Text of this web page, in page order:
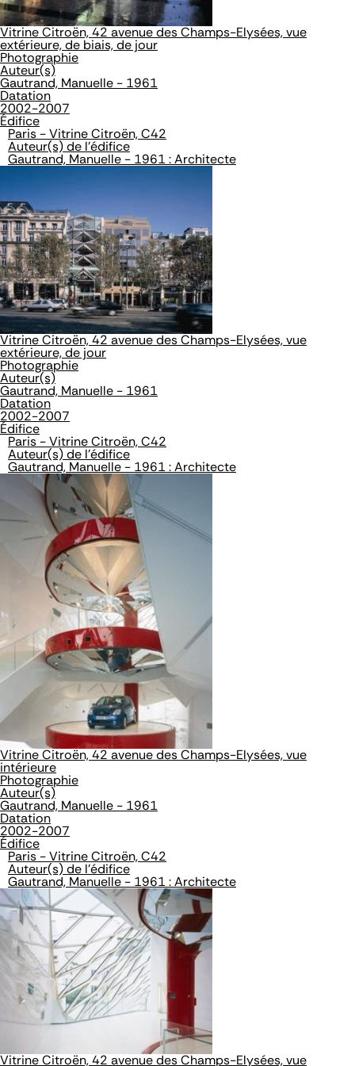
Vitrine Citroën, 42 avenue des Champs-Elysées, vue
extérieure, de biais, de jour
Photographie
Auteur(s)
Gautrand, Manuelle - 1961
Datation
2002-2007
Édifice
Paris - Vitrine Citroën, C42
Auteur(s) de l'édifice
Gautrand, Manuelle - 1961 : Architecte
Vitrine Citroën, 42 avenue des Champs-Elysées, vue
extérieure, de jour
Photographie
Auteur(s)
Gautrand, Manuelle - 1961
Datation
2002-2007
Édifice
Paris - Vitrine Citroën, C42
Auteur(s) de l'édifice
Gautrand, Manuelle - 1961 : Architecte
Vitrine Citroën, 42 avenue des Champs-Elysées, vue
intérieure
Photographie
Auteur(s)
Gautrand, Manuelle - 1961
Datation
2002-2007
Édifice
Paris - Vitrine Citroën, C42
Auteur(s) de l'édifice
Gautrand, Manuelle - 1961 : Architecte
Vitrine Citroën, 42 avenue des Champs-Elysées, vue